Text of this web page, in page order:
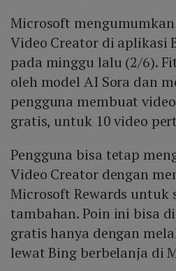
Microsoft
Video Creator di aplikasi
pada minggu lalu (2/6).
oleh model AI Sora dan
pengguna membuat
gratis, untuk 10 video
Pengguna bisa tetap
Video Creator dengan
Microsoft Rewards untuk
tambahan. Poin ini bisa
gratis hanya dengan
lewat Bing berbelanja di